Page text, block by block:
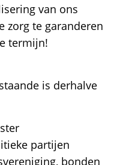
van ons
zorg te garanderen
termijn!
is derhalve
partijen
bonden